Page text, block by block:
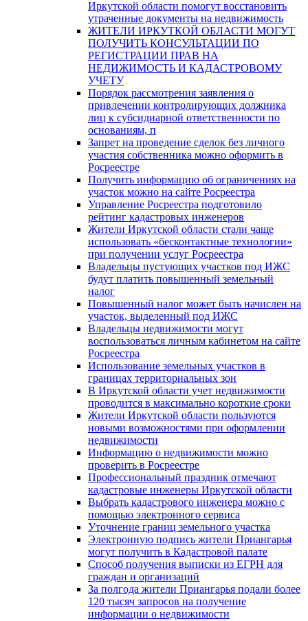
Иркутской области помогут восстановить
утраченные документы на недвижимость
ЖИТЕЛИ ИРКУТКОЙ ОБЛАСТИ МОГУТ
ПОЛУЧИТЬ КОНСУЛЬТАЦИИ ПО
РЕГИСТРАЦИИ ПРАВ НА
НЕДИЖИМОСТЬ И КАДАСТРОВОМУ
УЧЕТУ
Порядок рассмотрения заявления о
привлечении контролирующих должника
лиц к субсидиарной ответственности по
основаниям, п
Запрет на проведение сделок без личного
участия собственника можно оформить в
Росреестре
Получить информацию об ограничениях на
участок можно на сайте Росреестра
Управление Росреестра подготовило
рейтинг кадастровых инженеров
Жители Иркутской области стали чаще
использовать «бесконтактные технологии»
при получении услуг Росреестра
Владельцы пустующих участков под ИЖС
будут платить повышенный земельный
налог
Повышенный налог может быть начислен на
участок, выделенный под ИЖС
Владельцы недвижимости могут
воспользоваться личным кабинетом на сайте
Росреестра
Использование земельных участков в
границах территориальных зон
В Иркутской области учет недвижимости
проводится в максимально короткие сроки
Жители Иркутской области пользуются
новыми возможностями при оформлении
недвижимости
Информацию о недвижимости можно
проверить в Росреестре
Профессиональный праздник отмечают
кадастровые инженеры Иркутской области
Выбрать кадастрового инженера можно с
помощью электронного сервиса
Уточнение границ земельного участка
Электронную подпись жители Приангарья
могут получить в Кадастровой палате
Способ получения выписки из ЕГРН для
граждан и организаций
За полгода жители Приангарья подали более
120 тысяч запросов на получение
информации о недвижимости